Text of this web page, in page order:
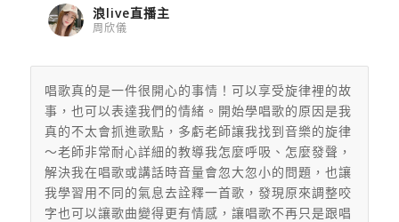
浪live直播主
周欣儀
唱歌真的是一件很開心的事情！可以享受旋律裡的故
事， 也可以表達我們的情緒。開始學唱歌的原因是我
真的不太會抓進歌點， 多虧老師讓我找到音樂的旋律
～老師非常耐心詳細的教導我怎麼呼吸、怎麼發聲，
解決我在唱歌或講話時音量會忽大忽小的問題，也讓
我學習用不同的氣息去詮釋一首歌， 發現原來調整咬
字也可以讓歌曲變得更有情感， 讓唱歌不再只是跟唱